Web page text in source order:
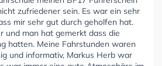
zufriedener sein. Es war ein sehr
mir sehr gut durch geholfen hat.
und man hat gemerkt dass die
hatten. Meine Fahrstunden waren
und informativ, Markus Herb war